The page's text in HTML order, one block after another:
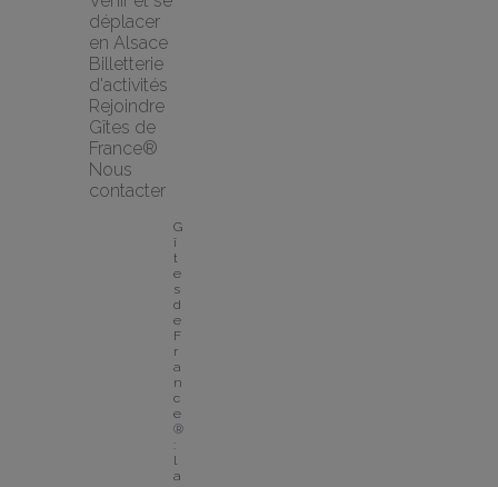
déplacer
en Alsace
Billetterie
d'activités
Rejoindre
Gîtes de
France®
Nous
contacter
G
î
t
e
s
d
e
F
r
a
n
c
e
®
:
l
a